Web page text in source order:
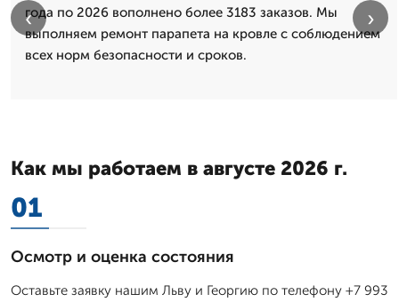
года по 2026 вополнено более 3183 заказов. Мы
выполняем ремонт парапета на кровле с соблюдением
всех норм безопасности и сроков.
‹ ›
Как мы работаем в августе 2026 г.
01
Осмотр и оценка состояния
Оставьте заявку нашим Льву и Георгию по телефону +7 993